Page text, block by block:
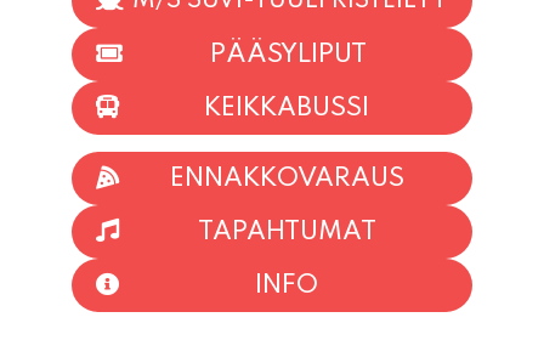
PÄÄSYLIPUT
KEIKKABUSSI
ENNAKKOVARAUS
TAPAHTUMAT
INFO